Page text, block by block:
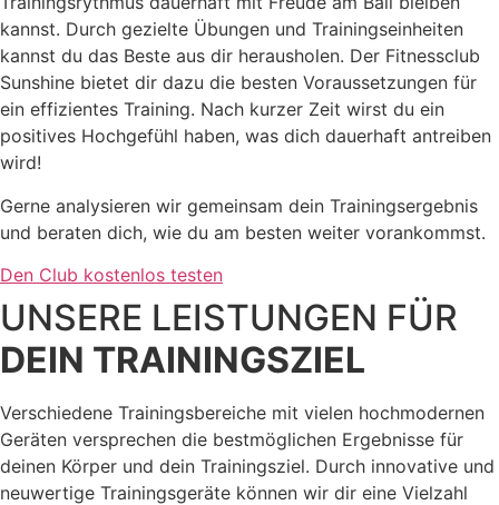
kannst. Durch gezielte Übungen und Trainingseinheiten
kannst du das Beste aus dir herausholen. Der Fitnessclub
Sunshine bietet dir dazu die besten Voraussetzungen für
ein effizientes Training. Nach kurzer Zeit wirst du ein
positives Hochgefühl haben, was dich dauerhaft antreiben
wird!
Gerne analysieren wir gemeinsam dein Trainingsergebnis
und beraten dich, wie du am besten weiter vorankommst.
Den Club kostenlos testen
UNSERE LEISTUNGEN FÜR
DEIN TRAININGSZIEL
Verschiedene Trainingsbereiche mit vielen hochmodernen
Geräten versprechen die bestmöglichen Ergebnisse für
deinen Körper und dein Trainingsziel. Durch innovative und
neuwertige Trainingsgeräte können wir dir eine Vielzahl